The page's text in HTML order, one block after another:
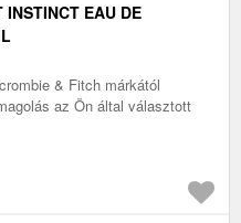
EAU DE
& Fitch márkától
az Ön által választott